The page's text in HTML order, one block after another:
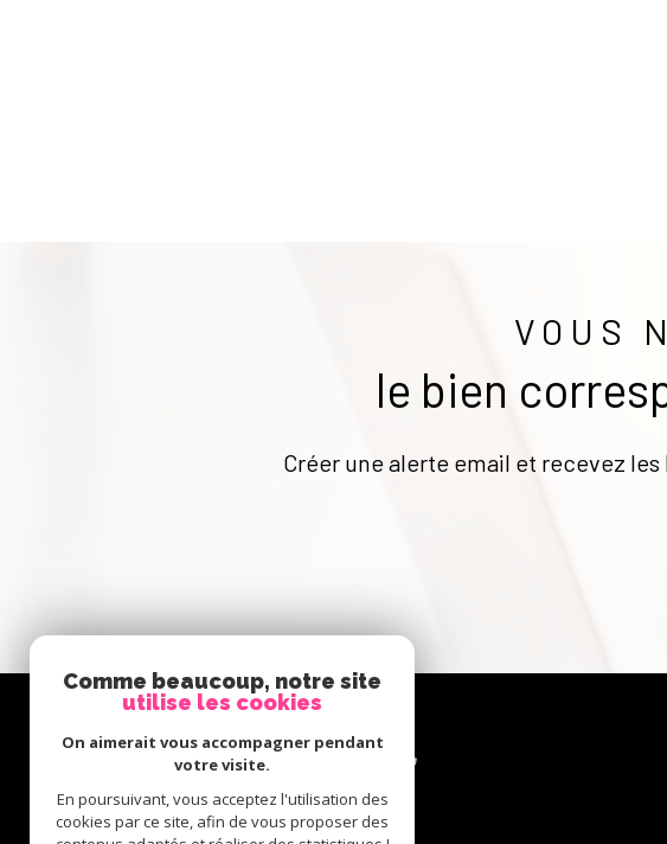
VOUS
le bien
Créer une alerte email et recevez
connecter
Comme beaucoup, notre site
utilise les cookies
On aimerait vous accompagner pendant
votre visite.
En poursuivant, vous acceptez l'utilisation des
cookies par ce site, afin de vous proposer des